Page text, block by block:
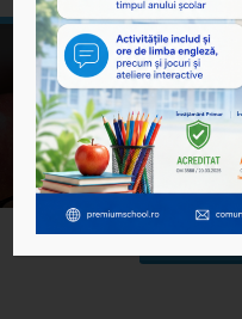
AU
NOUL
DETALII